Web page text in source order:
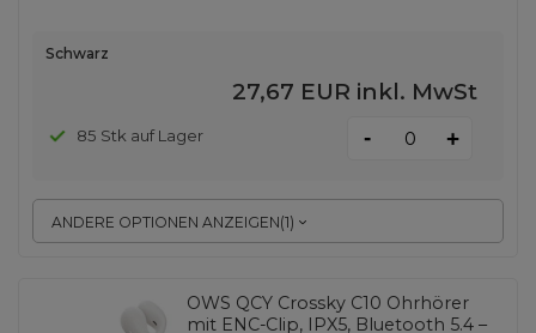
ANDERE OPTIONEN ANZEIGEN(1)
Schwarz
27,67 EUR inkl. MwSt
85 Stk auf Lager - +
OWS QCY Crossky C10 Ohrhörer
mit ENC-Clip, IPX5, Bluetooth 5.4 –